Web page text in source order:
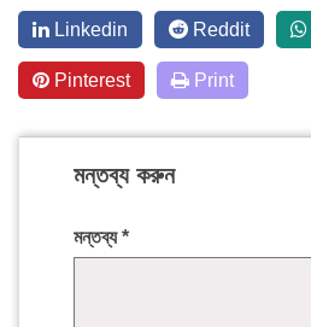
Linkedin Reddit
Pinterest Print
মন্তব্য করুন
মন্তব্য*